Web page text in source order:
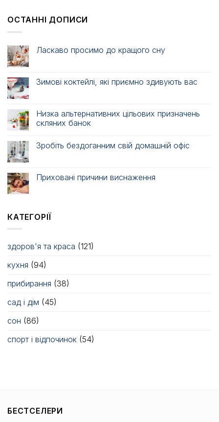
ОСТАННІ ДОПИСИ
Ласкаво просимо до кращого сну
Зимові коктейлі, які приємно здивують вас
Низка альтернативних цільових призначень
скляних банок
Зробіть бездоганним свій домашній офіс
Приховані причини виснаження
КАТЕГОРІЇ
здоров'я та краса (121)
кухня (94)
прибирання (38)
сад і дім (45)
сон (86)
спорт і відпочинок (54)
БЕСТСЕЛЕРИ